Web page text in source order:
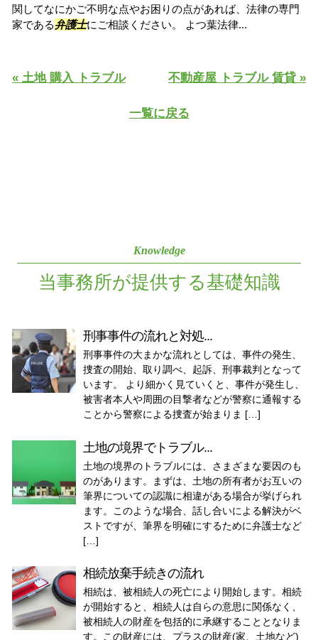
関してなにかご不明な点やお困りの点があれば、法律の専門
家である弁護士にご相談ください。 よつ葉法律...
« 土地 購入 トラブル 不動産屋 トラブル 賃貸 »
一覧に戻る
Knowledge
当事務所が提供する基礎知識
刑事事件の流れと対処...
刑事事件の大まかな流れとしては、事件の発生、
捜査の開始、取り調べ、起訴、刑事裁判となって
います。 より細かく見ていくと、事件が発生し、
被害者本人や周囲の目撃者などが警察に通報する
ことから警察による捜査が始まりま […]
土地の境界でトラブル...
土地の境界のトラブルには、さまざまな要因のも
のがあります。まずは、土地の所有者がお互いの
筆界についての認識に相違がある場合が挙げられ
ます。このような場合、話し合いによる解決がベ
ストですが、筆界を明確にするために弁護士など
[…]
相続放棄手続きの流れ
相続は、被相続人の死亡により開始します。相続
が開始すると、相続人は自らの意思に関係なく、
被相続人の財産を包括的に承継することとなりま
す。この財産には、プラスの財産(家、土地など)